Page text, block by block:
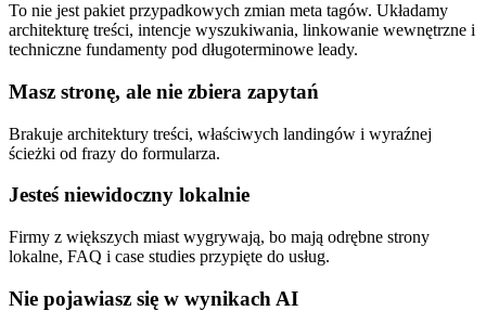
To nie jest pakiet przypadkowych zmian meta tagów. Układamy
architekturę treści, intencje wyszukiwania, linkowanie wewnętrzne i
techniczne fundamenty pod długoterminowe leady.
Masz stronę, ale nie zbiera zapytań
Brakuje architektury treści, właściwych landingów i wyraźnej
ścieżki od frazy do formularza.
Jesteś niewidoczny lokalnie
Firmy z większych miast wygrywają, bo mają odrębne strony
lokalne, FAQ i case studies przypięte do usług.
Nie pojawiasz się w wynikach AI